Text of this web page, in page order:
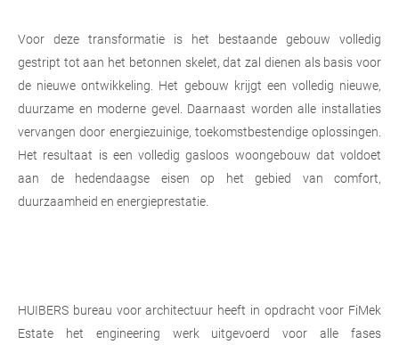
Voor deze transformatie is het bestaande gebouw volledig
gestript tot aan het betonnen skelet, dat zal dienen als basis voor
de nieuwe ontwikkeling. Het gebouw krijgt een volledig nieuwe,
duurzame en moderne gevel. Daarnaast worden alle installaties
vervangen door energiezuinige, toekomstbestendige oplossingen.
Het resultaat is een volledig gasloos woongebouw dat voldoet
aan de hedendaagse eisen op het gebied van comfort,
duurzaamheid en energieprestatie.
HUIBERS bureau voor architectuur heeft in opdracht voor FiMek
Estate het engineering werk uitgevoerd voor alle fases